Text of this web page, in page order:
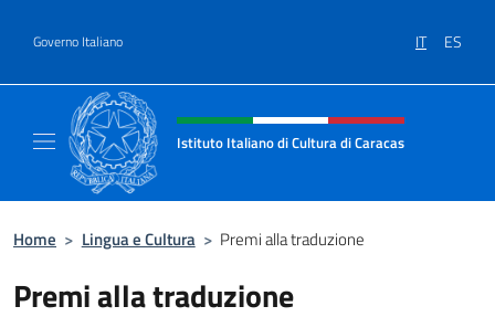
Governo Italiano IT ES
Intestazione sito, social e menù
Istituto Italiano di Cultura di Caracas
Home > Lingua e Cultura > Premi alla traduzione
Premi alla traduzione